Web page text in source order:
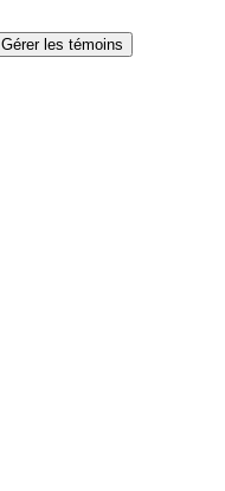
Gérer les témoins